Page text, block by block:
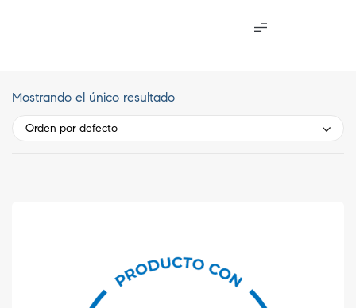
Mostrando el único resultado
Orden por defecto